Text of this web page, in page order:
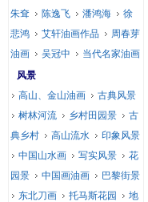
朱耷
陈逸飞 潘鸿海
徐
悲鸿
艾轩油画作品
周春芽
油画
吴冠中
当代名家油画
风景
高山、金山油画
古典风景
树林河流
乡村田园景
古
典乡村
高山流水
印象风景
中国山水画
写实风景
花
园景
中国画油画
巴黎街景
东北刀画
托马斯花园
地